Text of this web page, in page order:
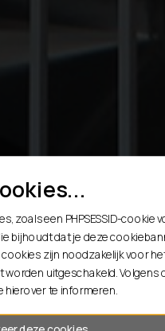
zoals een PHPSESSID-cookie
bijhoudt dat je deze
zijn noodzakelijk voor
uitgeschakeld. Volgens
hierover te informeren.